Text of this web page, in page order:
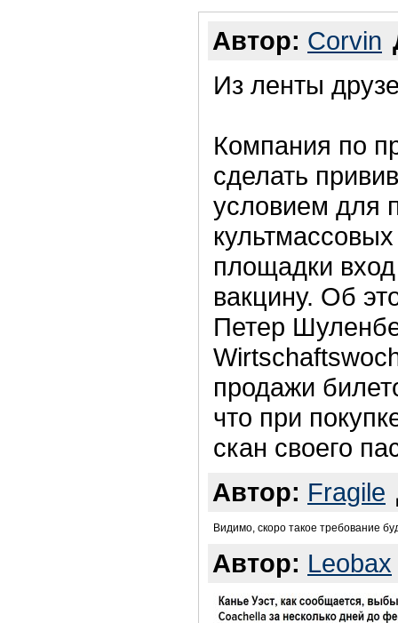
Автор: Corvin
Из ленты
Компания по
сделать
условием для
площадки вход
вакцину. Об
Петер
продажи
что при
скан своего
Автор: Fragile
Видимо, скоро такое требование
Автор: Leobax